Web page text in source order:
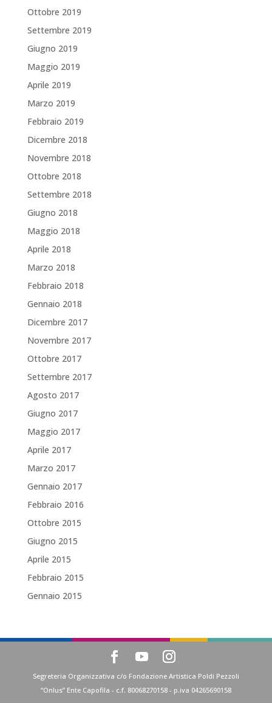
Ottobre 2019
Settembre 2019
Giugno 2019
Maggio 2019
Aprile 2019
Marzo 2019
Febbraio 2019
Dicembre 2018
Novembre 2018
Ottobre 2018
Settembre 2018
Giugno 2018
Maggio 2018
Aprile 2018
Marzo 2018
Febbraio 2018
Gennaio 2018
Dicembre 2017
Novembre 2017
Ottobre 2017
Settembre 2017
Agosto 2017
Giugno 2017
Maggio 2017
Aprile 2017
Marzo 2017
Gennaio 2017
Febbraio 2016
Ottobre 2015
Giugno 2015
Aprile 2015
Febbraio 2015
Gennaio 2015
Segreteria Organizzativa c/o Fondazione Artistica Poldi Pezzoli
“Onlus” Ente Capofila - c.f. 80068270158 - p.iva 04265690158